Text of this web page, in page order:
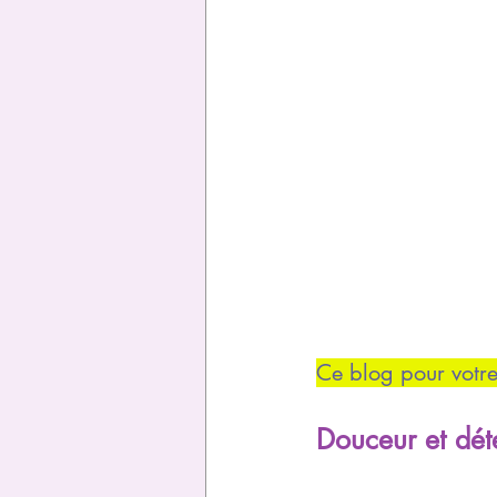
Ce blog pour
Douceur et